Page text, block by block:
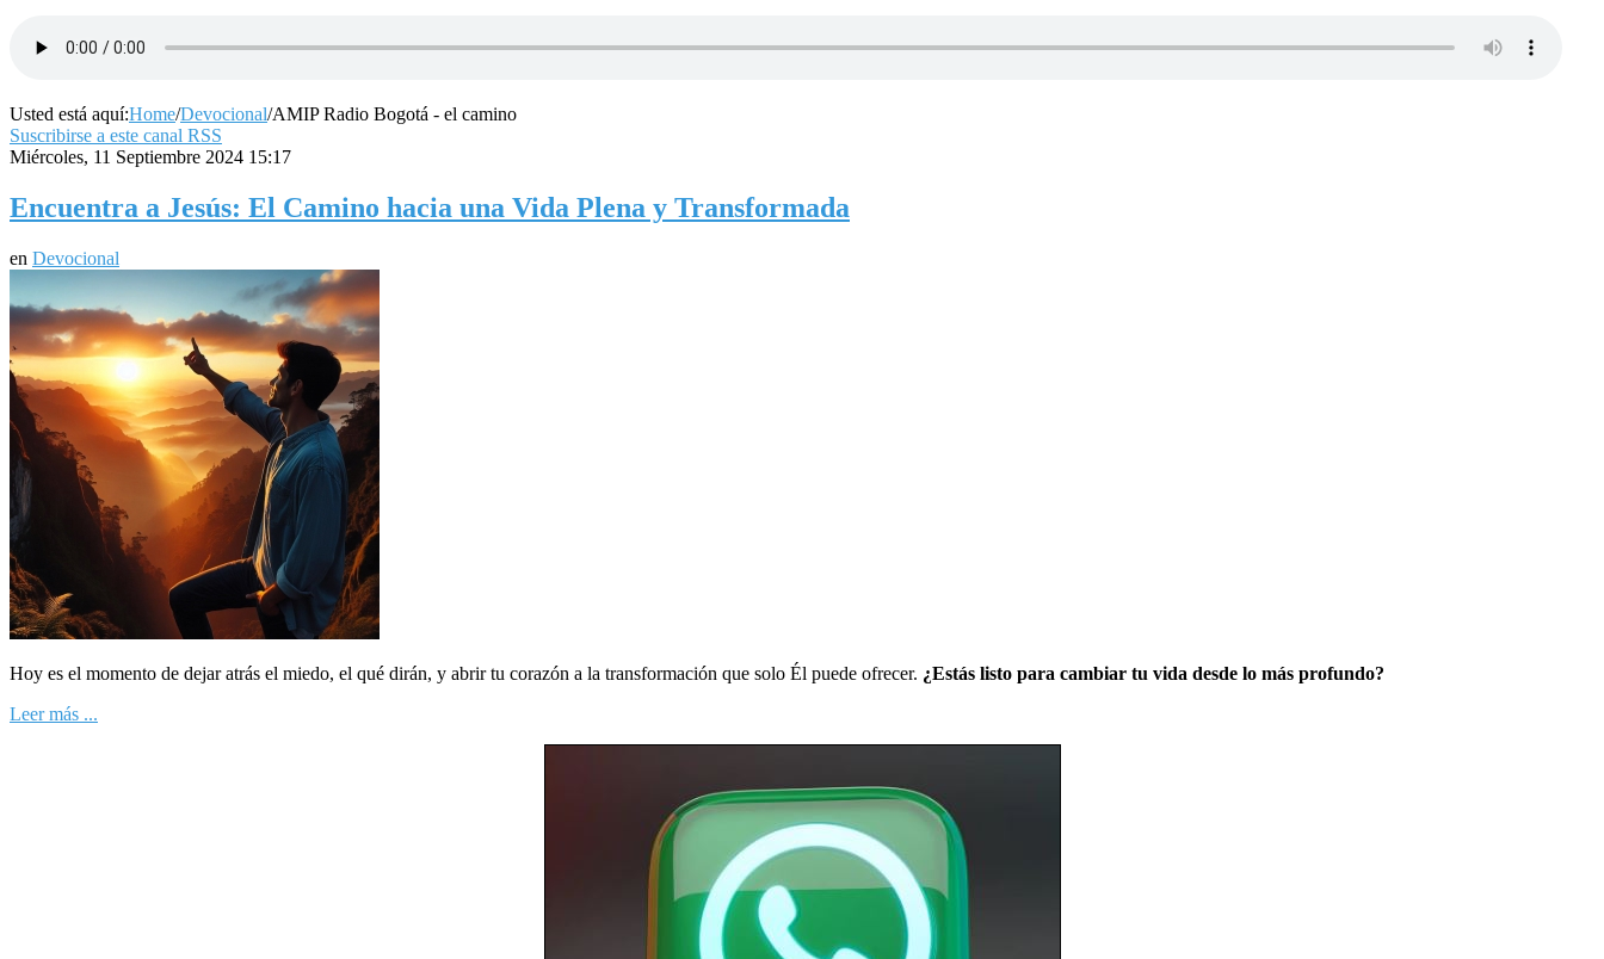
Usted está aquí:Home/Devocional/AMIP Radio Bogotá - el camino
Suscribirse a este canal RSS
Miércoles, 11 Septiembre 2024 15:17
Encuentra a Jesús: El Camino hacia una Vida Plena y Transformada
en Devocional
Hoy es el momento de dejar atrás el miedo, el qué dirán, y abrir tu corazón a la transformación que solo Él puede ofrecer. ¿Estás listo para cambiar tu vida desde lo más profundo?
Leer más ...